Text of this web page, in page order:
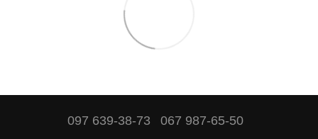
097 639-38-73 067 987-65-50